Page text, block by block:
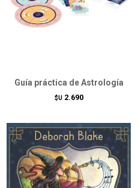
Guía práctica de Astrología
$U 2.690